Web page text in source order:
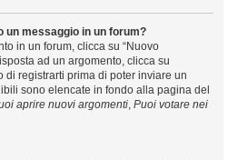
un messaggio in un forum?
in un forum, clicca su “Nuovo
ad un argomento, clicca su
di registrarti prima di poter inviare un
sono elencate in fondo alla pagina del
aprire nuovi argomenti, Puoi votare nei